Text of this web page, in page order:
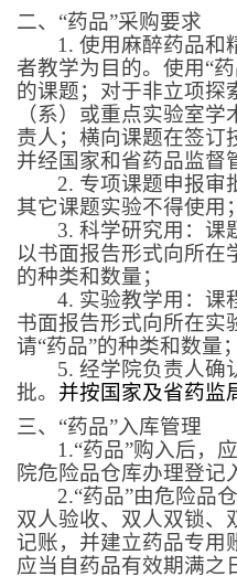
二、“药品”采购要求
1.使用麻醉药品和
者教学为目的。使用“
的课题；对于非立项探
（系）或重点实验室
责人；横向课题在签订
并经国家和省药品监督
2. 专项课题申报审
其它课题实验不得使用；
3.科学研究用：课
以书面报告形式向所在
的种类和数量；
4. 实验教学用：课
书面报告形式向所在实
请“药品”的种类和数量；
5.经学院负责人确
批。 并按国家及省药监
三、“药品”入库管理
1.“药品”购入后，
院危险品仓库办理登记
2.“药品”由危险品
双人验收、双人双锁、
记账，并建立药品专用
应当自药品有效期满之